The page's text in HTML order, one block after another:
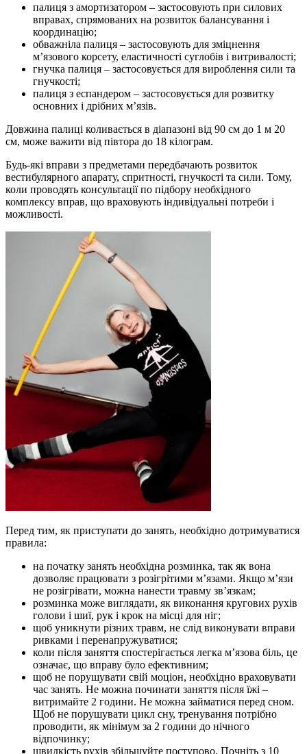
палиця з амортизатором – застосовують при силових
вправах, спрямованих на розвиток балансування і
координацію;
обважніла палиця – застосовують для зміцнення
м’язового корсету, еластичності суглобів і витривалості;
гнучка палиця – застосовується для вироблення сили та
гнучкості;
палиця з еспандером – застосовується для розвитку
основних і дрібних м’язів.
Довжина палиці коливається в діапазоні від 90 см до 1 м 20
см, може важити від півтора до 18 кілограм.
Будь-які вправи з предметами передбачають розвиток
вестибулярного апарату, спритності, гнучкості та сили. Тому,
коли проводять консультації по підбору необхідного
комплексу вправ, що враховують індивідуальні потреби і
можливості.
Перед тим, як приступати до занять, необхідно дотримуватися
правила:
на початку занять необхідна розминка, так як вона
дозволяє працювати з розігрітими м’язами. Якщо м’язи
не розігрівати, можна нанести травму зв’язкам;
розминка може виглядати, як виконання кругових рухів
голови і шиї, рук і крок на місці для ніг;
щоб уникнути різних травм, не слід виконувати вправи
ривками і перенапружуватися;
коли після заняття спостерігається легка м’язова біль, це
означає, що вправу було ефективним;
щоб не порушувати свій моціон, необхідно враховувати
час занять. Не можна починати заняття після їжі –
витримайте 2 години. Не можна займатися перед сном.
Щоб не порушувати цикл сну, тренування потрібно
проводити, як мінімум за 2 години до нічного
відпочинку;
швидкість рухів збільшуйте поступово. Почніть з 10